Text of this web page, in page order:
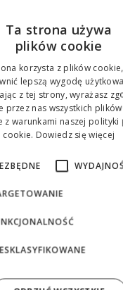
urządzone
barwach. Rewelacyjnie
pokój z
szatnię na sprzęt
w okresie
działało bez zarzutu.
niedaleko
Ta strona używa
plików cookie
korzysta z plików
lepszą wygodę
z tej strony, wyrażasz
przez nas wszystkich
z warunkami naszej polityki
cookie. Dowiedz się więcej